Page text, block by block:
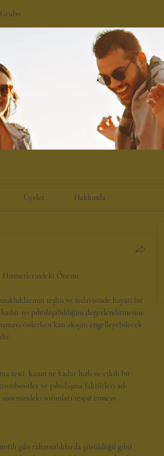
Üyeler Hakkında
Hizmetlerindeki Önemi
teşhis ve tedavisinde hayati bir
iyi pıhtılaşabildiğini değerlendirmesine
önlerken kan akışını engelleyebilecek
testi, kanın ne kadar hızlı ve etkili bir
ve pıhtılaşma faktörleri adı
sorunları tespit etmeye
gibi rahatsızlıklarda görüldüğü gibi)